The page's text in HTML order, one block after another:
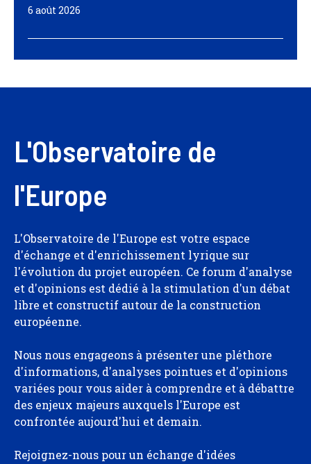
6 août 2026
L'Observatoire de
l'Europe
L'Observatoire de l'Europe est votre espace
d'échange et d'enrichissement lyrique sur
l'évolution du projet européen. Ce forum d'analyse
et d'opinions est dédié à la stimulation d'un débat
libre et constructif autour de la construction
européenne.
Nous nous engageons à présenter une pléthore
d'informations, d'analyses pointues et d'opinions
variées pour vous aider à comprendre et à débattre
des enjeux majeurs auxquels l'Europe est
confrontée aujourd'hui et demain.
Rejoignez-nous pour un échange d'idées